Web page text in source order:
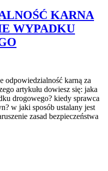
KARNA
WYPADKU
odpowiedzialność karną za
artykułu dowiesz się: jaka
drogowego? kiedy sprawca
w jaki sposób ustalany jest
zasad bezpieczeństwa